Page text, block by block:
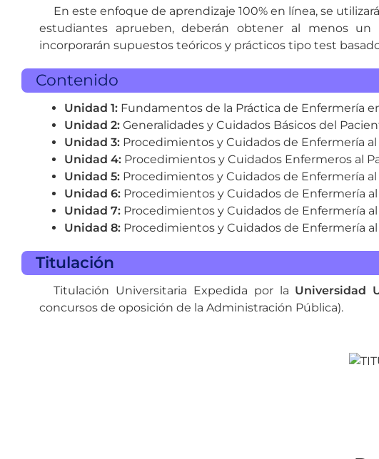
En este enfoque de aprendizaje 100% en línea, se
estudiantes aprueben, deberán obtener al menos un
incorporarán supuestos teóricos y prácticos tipo test
Contenido
Unidad 1: Fundamentos de la Práctica de Enfermería
Unidad 2: Generalidades y Cuidados Básicos del
Unidad 3: Procedimientos y Cuidados de Enfermería
Unidad 4: Procedimientos y Cuidados Enfermeros al
Unidad 5: Procedimientos y Cuidados de Enfermería
Unidad 6: Procedimientos y Cuidados de Enfermería
Unidad 7: Procedimientos y Cuidados de Enfermería
Unidad 8: Procedimientos y Cuidados de Enfermería
Titulación
Titulación Universitaria Expedida por la Universidad
concursos de oposición de la Administración Pública).